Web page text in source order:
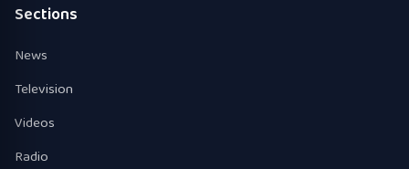
Sections
News
Television
Videos
Radio